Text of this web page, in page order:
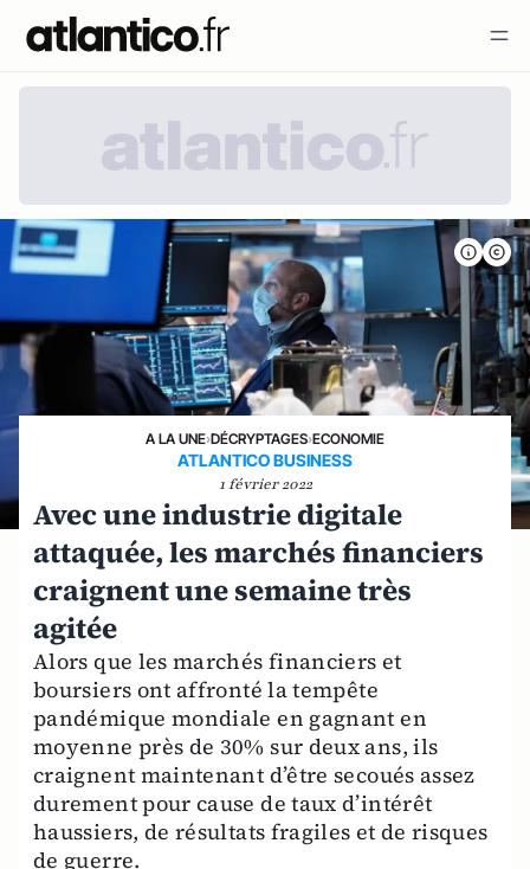
A LA UNE›DÉCRYPTAGES›ECONOMIE
ATLANTICO BUSINESS
1 février 2022
Avec une industrie digitale
attaquée, les marchés financiers
craignent une semaine très
agitée
Alors que les marchés financiers et
boursiers ont affronté la tempête
pandémique mondiale en gagnant en
moyenne près de 30% sur deux ans, ils
craignent maintenant d’être secoués assez
durement pour cause de taux d’intérêt
haussiers, de résultats fragiles et de risques
de guerre.